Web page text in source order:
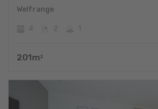
Welfrange
201m 2